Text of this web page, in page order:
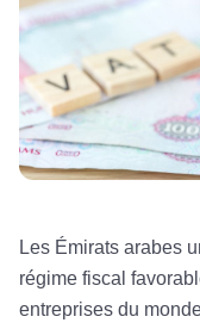
Les Émirats arabes
régime fiscal
entreprises du